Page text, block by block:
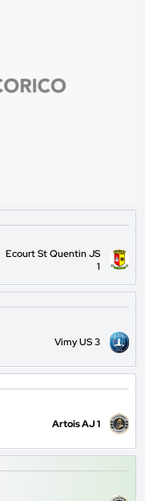
Ecourt St Quentin JS
1
Vimy US 3
Artois AJ 1